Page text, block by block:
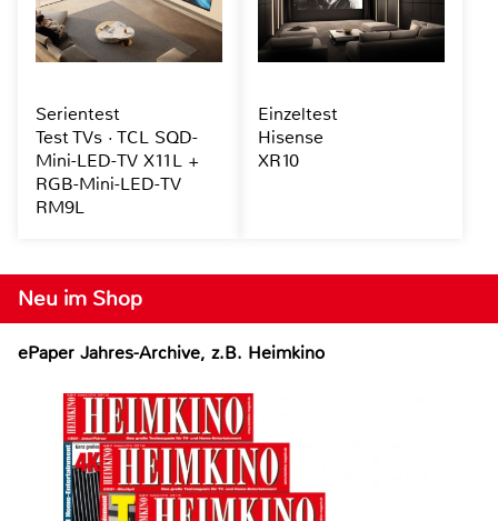
Neu im Shop
ePaper Jahres-Archive, z.B. Heimkino
Serientest
Test TVs · TCL SQD-
Mini-LED-TV X11L +
RGB-Mini-LED-TV
RM9L
Einzeltest
Hisense
XR10